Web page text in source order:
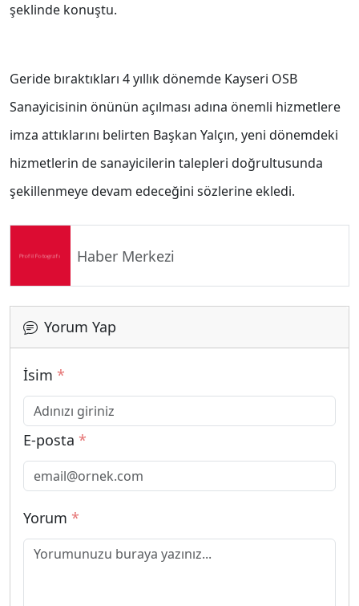
şeklinde konuştu.
Geride bıraktıkları 4 yıllık dönemde Kayseri OSB
Sanayicisinin önünün açılması adına önemli hizmetlere
imza attıklarını belirten Başkan Yalçın, yeni dönemdeki
hizmetlerin de sanayicilerin talepleri doğrultusunda
şekillenmeye devam edeceğini sözlerine ekledi.
Haber Merkezi
Yorum Yap
İsim *
E-posta *
Yorum *